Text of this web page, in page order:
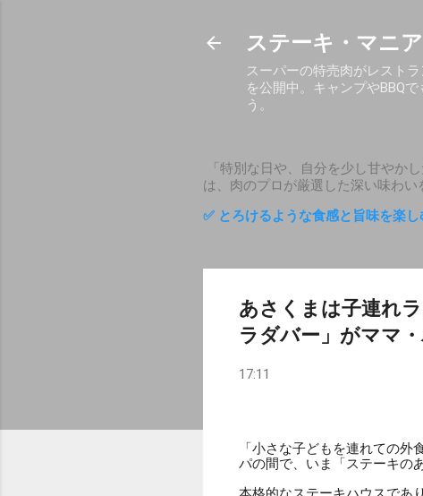
ステーキ・マニ
スーパーの特売肉がレスト
を公開中。キャンプやBBQ
う。
「特別な日や、自分を少し甘やか
は、肉のプロが厳選した深い味わ
✅ とろけるような食感と旨味を楽
あさくまは子連れ
ラダバー」がママ
17:11
「小さな子どもを連れての
パの間で、いま「ステーキの
本格的なステーキハウスであ